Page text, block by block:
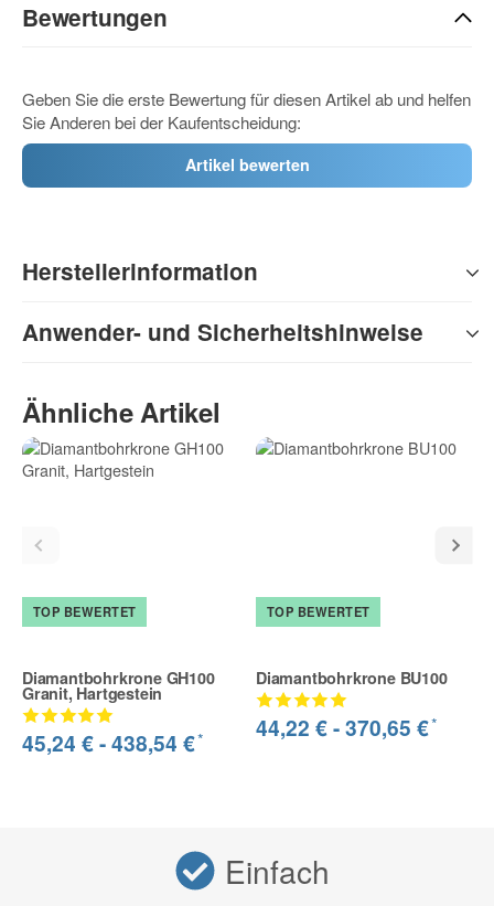
Bewertungen
Geben Sie die erste Bewertung für diesen Artikel ab und helfen
Sie Anderen bei der Kaufentscheidung:
Artikel bewerten
Herstellerinformation
Anwender- und Sicherheitshinweise
Ähnliche Artikel
TOP BEWERTET
Diamantbohrkrone GH100
Granit, Hartgestein
45,24 € -438,54 €*
TOP BEWERTET
Diamantbohrkrone BU100
44,22 € -370,65 €*
Einfach